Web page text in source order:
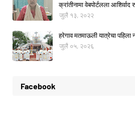
क्रांतीनामा वेबपोर्टलला आशिर्वाद
जुलै १३, २०२२
हरेगाव मतमाऊली यात्रेचा पहिला
जुलै ०५, २०२६
Facebook